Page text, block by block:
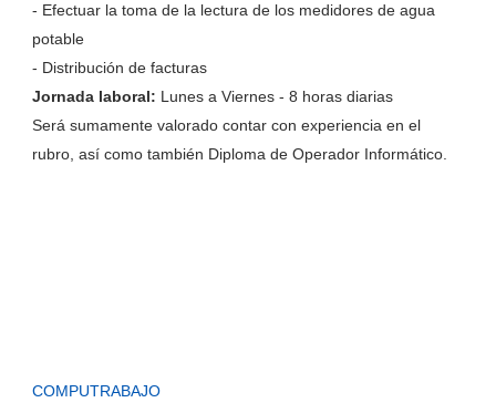
- Efectuar la toma de la lectura de los medidores de agua
potable
- Distribución de facturas
Jornada laboral: Lunes a Viernes - 8 horas diarias
Será sumamente valorado contar con experiencia en el
rubro, así como también Diploma de Operador Informático.
COMPUTRABAJO